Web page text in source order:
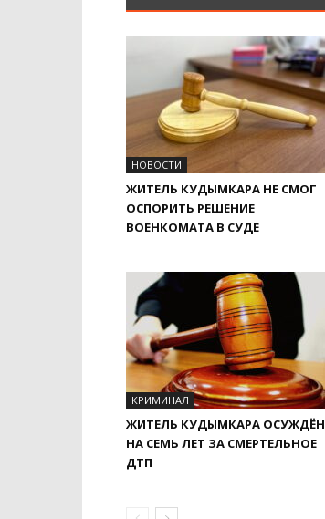
НОВОСТИ
ЖИТЕЛЬ КУДЫМКАРА НЕ СМОГ
ОСПОРИТЬ РЕШЕНИЕ
ВОЕНКОМАТА В СУДЕ
КРИМИНАЛ
ЖИТЕЛЬ КУДЫМКАРА ОСУЖДЁН
НА СЕМЬ ЛЕТ ЗА СМЕРТЕЛЬНОЕ
ДТП